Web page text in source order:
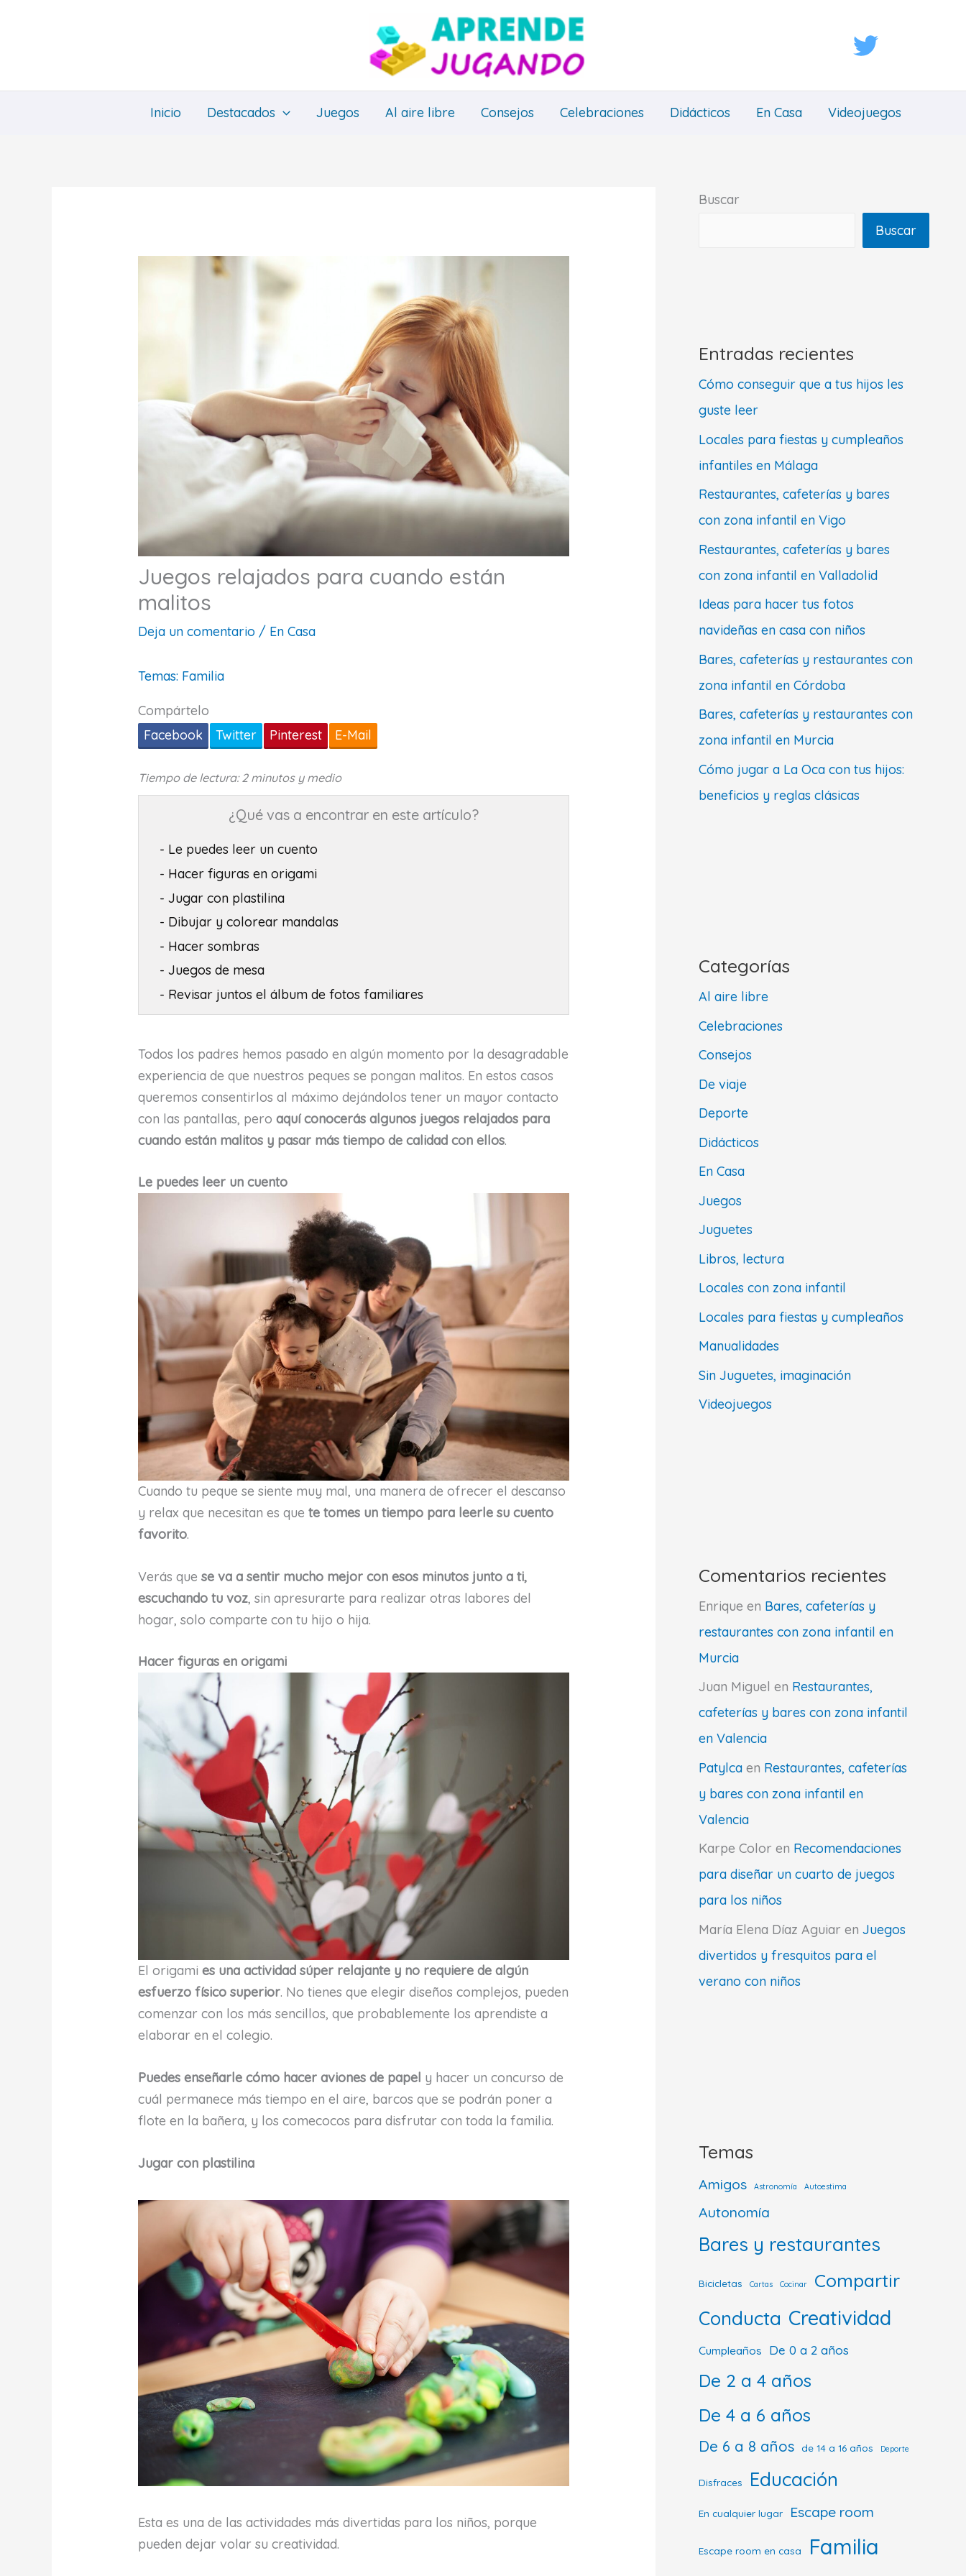
Inicio Destacados Juegos Al aire libre Consejos Celebraciones Didácticos En Casa Videojuegos
Juegos relajados para cuando están
malitos
Deja un comentario / En Casa
Temas: Familia
Compártelo
Facebook
Twitter Pinterest E-Mail
Tiempo de lectura: 2 minutos y medio
¿Qué vas a encontrar en este artículo?
- Le puedes leer un cuento
- Hacer figuras en origami
- Jugar con plastilina
- Dibujar y colorear mandalas
- Hacer sombras
- Juegos de mesa
- Revisar juntos el álbum de fotos familiares
Todos los padres hemos pasado en algún momento por la desagradable
experiencia de que nuestros peques se pongan malitos. En estos casos
queremos consentirlos al máximo dejándolos tener un mayor contacto
con las pantallas, peroaquí conocerás algunos juegos relajados para
cuando están malitos y pasar más tiempo de calidad con ellos.
Le puedes leer un cuento
Cuando tu peque se siente muy mal, una manera de ofrecer el descanso
y relax que necesitan es quete tomes un tiempo para leerle su cuento
favorito.
Verás quese va a sentir mucho mejor con esos minutos junto a ti,
escuchando tu voz, sin apresurarte para realizar otras labores del
hogar, solo comparte con tu hijo o hija.
Hacer figuras en origami
El origamies una actividad súper relajante y no requiere de algún
esfuerzo físico superior. No tienes que elegir diseños complejos, pueden
comenzar con los más sencillos, que probablemente los aprendiste a
elaborar en el colegio.
Puedes enseñarle cómo hacer aviones de papel y hacer un concurso de
cuál permanece más tiempo en el aire, barcos que se podrán poner a
flote en la bañera, y los comecocos para disfrutar con toda la familia.
Jugar con plastilina
Esta es una de las actividades más divertidas para los niños, porque
pueden dejar volar su creatividad.
Buscar
Buscar
Entradas recientes
Cómo conseguir que a tus hijos les
guste leer
Locales para fiestas y cumpleaños
infantiles en Málaga
Restaurantes, cafeterías y bares
con zona infantil en Vigo
Restaurantes, cafeterías y bares
con zona infantil en Valladolid
Ideas para hacer tus fotos
navideñas en casa con niños
Bares, cafeterías y restaurantes con
zona infantil en Córdoba
Bares, cafeterías y restaurantes con
zona infantil en Murcia
Cómo jugar a La Oca con tus hijos:
beneficios y reglas clásicas
Categorías
Al aire libre
Celebraciones
Consejos
De viaje
Deporte
Didácticos
En Casa
Juegos
Juguetes
Libros, lectura
Locales con zona infantil
Locales para fiestas y cumpleaños
Manualidades
Sin Juguetes, imaginación
Videojuegos
Comentarios recientes
Enrique en Bares, cafeterías y
restaurantes con zona infantil en
Murcia
Juan Miguel en Restaurantes,
cafeterías y bares con zona infantil
en Valencia
Patylca en Restaurantes, cafeterías
y bares con zona infantil en
Valencia
Karpe Color en Recomendaciones
para diseñar un cuarto de juegos
para los niños
María Elena Díaz Aguiar en Juegos
divertidos y fresquitos para el
verano con niños
Temas
Amigos Astronomía Autoestima
Autonomía
Bares y restaurantes
Bicicletas Cartas Cocinar Compartir
Conducta Creatividad
Cumpleaños De 0 a 2 años
De 2 a 4 años
De 4 a 6 años
De 6 a 8 años de 14 a 16 años Deporte
Disfraces Educación
En cualquier lugar Escape room
Escape room en casa Familia